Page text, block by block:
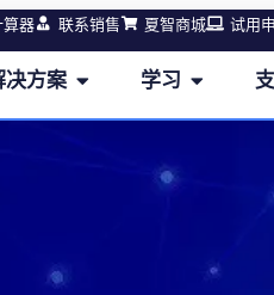
算器 联系销售 夏智商城 试用
决方案 学习